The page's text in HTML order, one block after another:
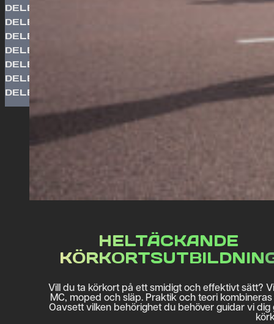
DELBETALA MED
DELBETALA MED
DELBETALA MED
DELBETALA MED
DELBETALA MED
DELBETALA MED
DELBETALA MED
HELTÄCKANDE
Vill du ta körkort på ett smidigt och effektivt sätt?
MC, moped och släp. Praktik och teori
Oavsett vilken behörighet du behöver guidar vi